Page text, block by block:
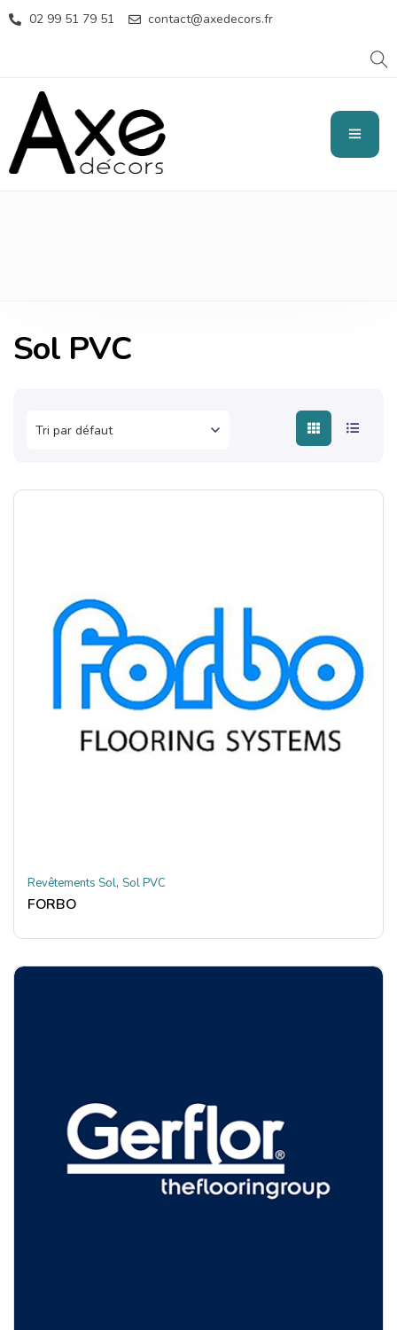
02 99 51 79 51 contact@axedecors.fr
SOL PVC
Sol PVC
Revêtements Sol, Sol PVC
FORBO